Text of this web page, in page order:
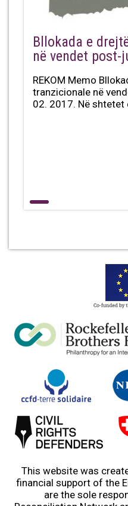
Bllokada e
në vendet post-
REKOM Memo
tranzicionale në
02. 2017. Në shtetet
This website was
financial support of the
are the sole